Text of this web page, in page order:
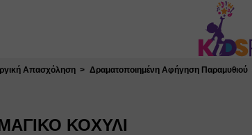
Απασχόληση Δραματοποιημένη Αφήγηση Παραμυθιού
ΚΟΧΥΛΙ